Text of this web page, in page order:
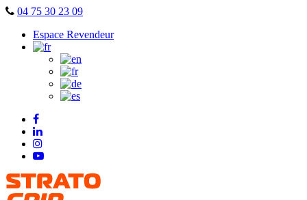
Skip
content
04 75 30 23 09
Espace Revendeur